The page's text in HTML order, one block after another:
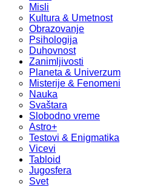
Misli
Kultura & Umetnost
Obrazovanje
Psihologija
Duhovnost
Zanimljivosti
Planeta & Univerzum
Misterije & Fenomeni
Nauka
Svaštara
Slobodno vreme
Astro+
Testovi & Enigmatika
Vicevi
Tabloid
Jugosfera
Svet